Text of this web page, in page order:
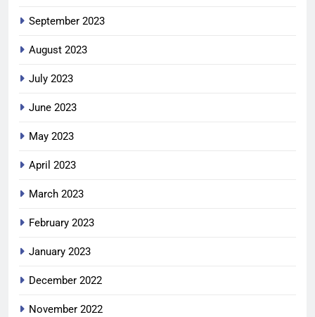
September 2023
August 2023
July 2023
June 2023
May 2023
April 2023
March 2023
February 2023
January 2023
December 2022
November 2022